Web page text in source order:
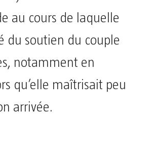
au cours de laquelle
du soutien du couple
notamment en
qu’elle maîtrisait peu
arrivée.